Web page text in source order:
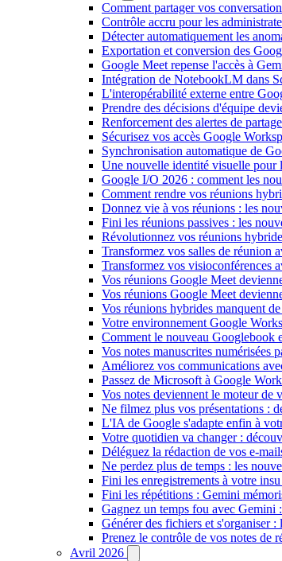
Comment partager vos
Contrôle accru pour les
Détecter automatiquement les
Exportation et conversion des
Google Meet repense l'accès à
Intégration de NotebookLM dans
L'interopérabilité externe entre
Prendre des décisions d'équipe
Renforcement des alertes de
Sécurisez vos accès Google
Synchronisation automatique de
Une nouvelle identité visuelle pour
Google I/O 2026 : comment les
Comment rendre vos réunions
Donnez vie à vos réunions : les
Fini les réunions passives : les
Révolutionnez vos réunions
Transformez vos salles de réunion
Transformez vos visioconférences
Vos réunions Google Meet
Vos réunions Google Meet
Vos réunions hybrides manquent
Votre environnement Google
Comment le nouveau
Vos notes manuscrites numérisées
Améliorez vos communications
Passez de Microsoft à Google
Vos notes deviennent le moteur
Ne filmez plus vos présentations :
L'IA de Google s'adapte enfin à
Votre quotidien va changer :
Déléguez la rédaction de vos e-
Ne perdez plus de temps : les
Fini les enregistrements à votre
Fini les répétitions : Gemini
Gagnez un temps fou avec Gemini
Générer des fichiers et s'organiser
Prenez le contrôle de vos notes de
Avril 2026